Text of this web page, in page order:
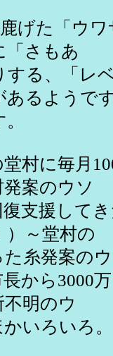
げた「ウワ
「さもあ
る、「レ
あるようで
に毎月
案のウソ
援してき
～堂村の
案のウ
ら3000万
明のウ
ろいろ。